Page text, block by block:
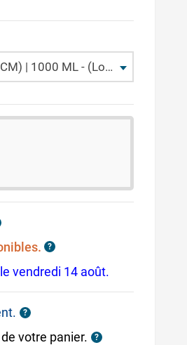
| 1000 ML - (Lot 50)
?
vendredi 14 août.
?
votre panier. ?